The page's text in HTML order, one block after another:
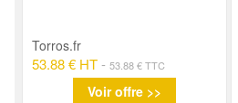
Torros.fr
53.88 € HT - 53.88 € TTC
Voir offre >>